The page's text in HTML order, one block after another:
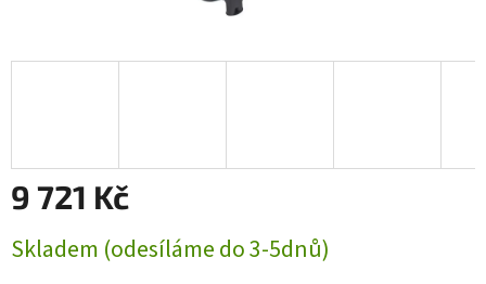
9 721 Kč
cena:
Skladem (odesíláme do 3-5dnů)